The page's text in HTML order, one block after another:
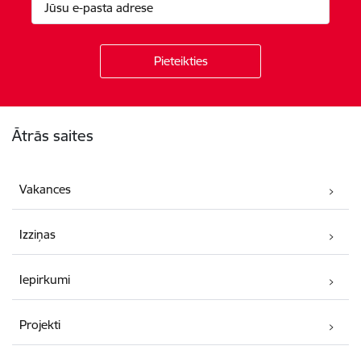
Ātrās saites
Vakances
Izziņas
Iepirkumi
Projekti